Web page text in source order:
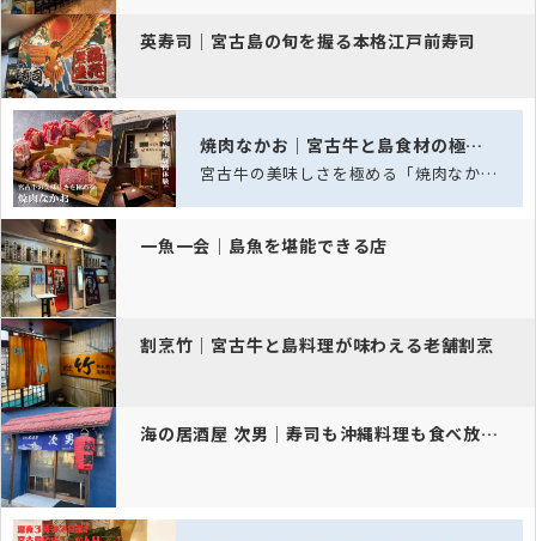
英寿司｜宮古島の旬を握る本格江戸前寿司
一魚一会｜島魚を堪能できる店
割烹竹｜宮古牛と島料理が味わえる老舗割烹
海の居酒屋 次男｜寿司も沖縄料理も食べ放題！
焼肉なかお｜宮古牛と島食材の極上焼肉
宮古牛の美味しさを極める「焼肉なかお」──五感を満たす、島の極上焼肉体験